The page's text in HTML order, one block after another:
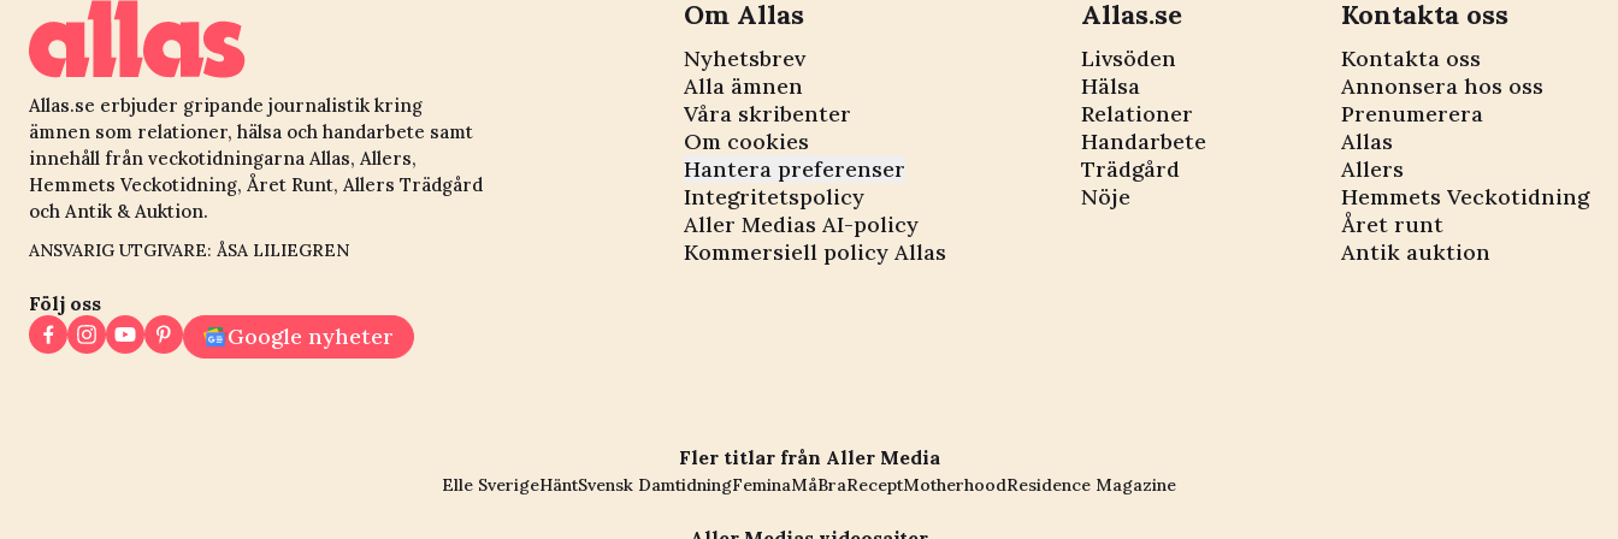
Allas.se erbjuder gripande journalistik kring
ämnen som relationer, hälsa och handarbete samt
innehåll från veckotidningarna Allas, Allers,
Hemmets Veckotidning, Året Runt, Allers Trädgård
och Antik & Auktion.
ANSVARIG UTGIVARE: ÅSA LILIEGREN
Följ oss
Google nyheter
Om Allas
Nyhetsbrev
Alla ämnen
Våra skribenter
Om cookies
Hantera preferenser
Integritetspolicy
Aller Medias AI-policy
Kommersiell policy Allas
Allas.se
Livsöden
Hälsa
Relationer
Handarbete
Trädgård
Nöje
Kontakta oss
Kontakta oss
Annonsera hos oss
Prenumerera
Allas
Allers
Hemmets Veckotidning
Året runt
Antik auktion
Fler titlar från Aller Media
Elle SverigeHäntSvensk DamtidningFeminaMåBraReceptMotherhoodResidence Magazine